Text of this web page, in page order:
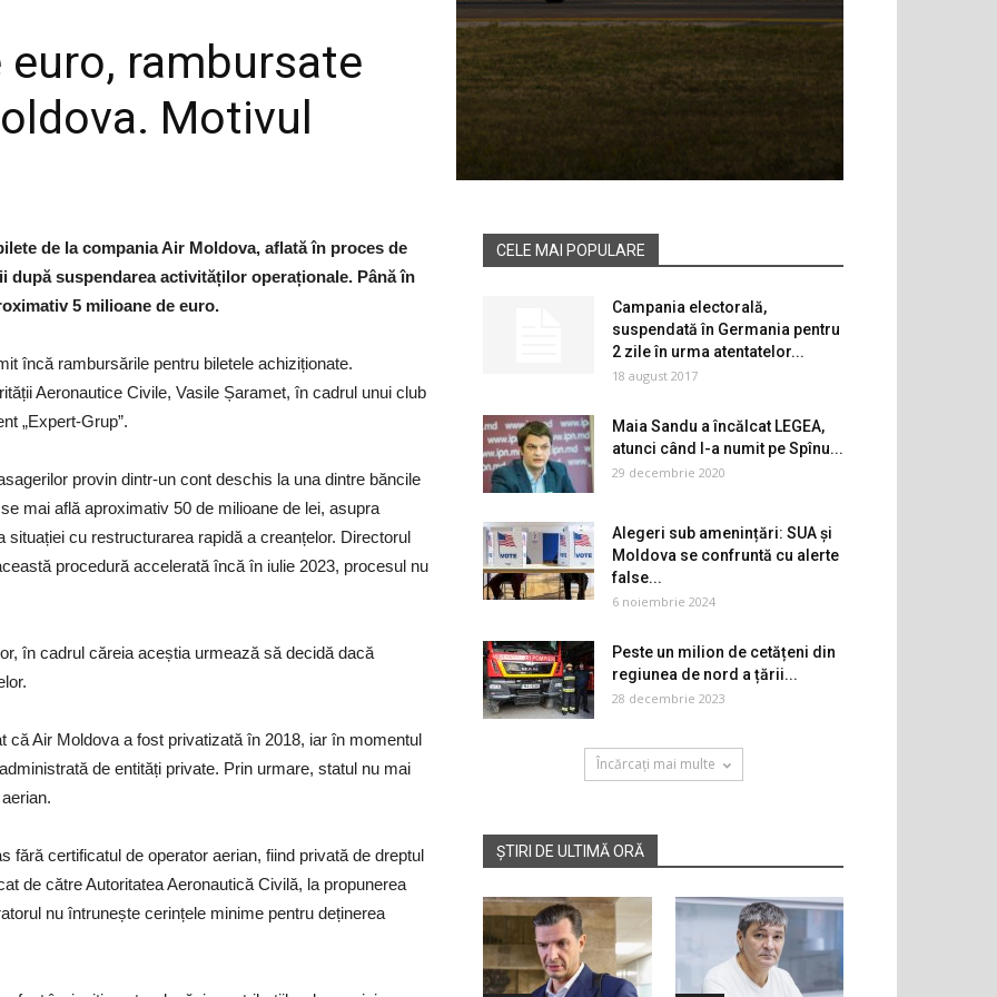
rambursate
Motivul
de la compania Air Moldova, aflată în proces de
după suspendarea activităților operaționale. Până în
5 milioane de euro.
încă rambursările pentru biletele achiziționate.
Aeronautice Civile, Vasile Șaramet, în cadrul unui club
„Expert-Grup”.
provin dintr-un cont deschis la una dintre băncile
mai află aproximativ 50 de milioane de lei, asupra
cu restructurarea rapidă a creanțelor. Directorul
procedură accelerată încă în iulie 2023, procesul nu
în cadrul căreia aceștia urmează să decidă dacă
că Air Moldova a fost privatizată în 2018, iar în momentul
de entități private. Prin urmare, statul nu mai
fără certificatul de operator aerian, fiind privată de dreptul
de către Autoritatea Aeronautică Civilă, la propunerea
nu întrunește cerințele minime pentru deținerea
CELE MAI POPULARE
Campania electorală,
suspendată în Germania pentru
2 zile în urma atentatelor...
18 august 2017
Maia Sandu a încălcat LEGEA,
atunci când l-a numit pe Spînu...
29 decembrie 2020
Alegeri sub amenințări: SUA și
Moldova se confruntă cu alerte
false...
6 noiembrie 2024
Peste un milion de cetățeni din
regiunea de nord a țării...
28 decembrie 2023
Încărcați mai multe
ȘTIRI DE ULTIMĂ ORĂ